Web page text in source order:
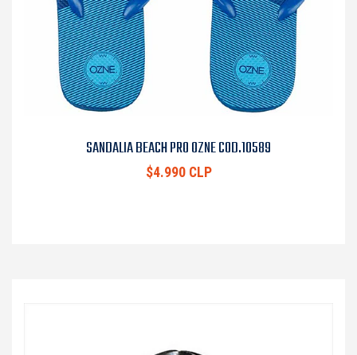
SANDALIA BEACH PRO OZNE COD.10589
$4.990 CLP